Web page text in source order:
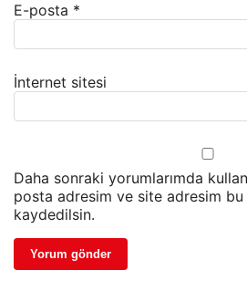
E-posta *
İnternet sitesi
Daha sonraki yorumlarımda
posta adresim ve site adresim bu
kaydedilsin.